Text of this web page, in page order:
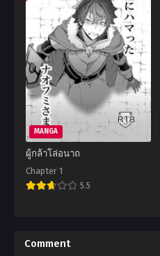
MANGA
ผู้กล้าโล่อนาถ
Chapter 1
5.5
Comment